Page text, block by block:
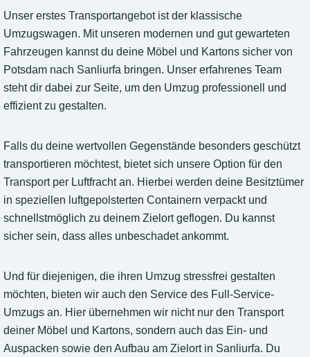
Unser erstes Transportangebot ist der klassische
Umzugswagen. Mit unseren modernen und gut gewarteten
Fahrzeugen kannst du deine Möbel und Kartons sicher von
Potsdam nach Sanliurfa bringen. Unser erfahrenes Team
steht dir dabei zur Seite, um den Umzug professionell und
effizient zu gestalten.
Falls du deine wertvollen Gegenstände besonders geschützt
transportieren möchtest, bietet sich unsere Option für den
Transport per Luftfracht an. Hierbei werden deine Besitztümer
in speziellen luftgepolsterten Containern verpackt und
schnellstmöglich zu deinem Zielort geflogen. Du kannst
sicher sein, dass alles unbeschadet ankommt.
Und für diejenigen, die ihren Umzug stressfrei gestalten
möchten, bieten wir auch den Service des Full-Service-
Umzugs an. Hier übernehmen wir nicht nur den Transport
deiner Möbel und Kartons, sondern auch das Ein- und
Auspacken sowie den Aufbau am Zielort in Sanliurfa. Du